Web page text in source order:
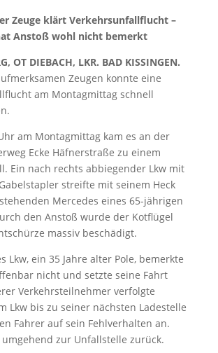
Zeuge klärt Verkehrsunfallflucht –
Anstoß wohl nicht bemerkt
OT DIEBACH, LKR. BAD KISSINGEN.
Zeugen konnte eine
am Montagmittag schnell
am Montagmittag kam es an der
Ecke Häfnerstraße zu einem
Ein nach rechts abbiegender Lkw mit
streifte mit seinem Heck
Mercedes eines 65-jährigen
den Anstoß wurde der Kotflügel
massiv beschädigt.
Lkw, ein 35 Jahre alter Pole, bemerkte
nicht und setzte seine Fahrt
Verkehrsteilnehmer verfolgte
Lkw bis zu seiner nächsten Ladestelle
Fahrer auf sein Fehlverhalten an.
zur Unfallstelle zurück.